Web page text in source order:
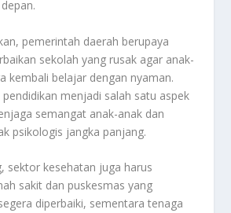
pemerintah daerah berupaya
sekolah yang rusak agar anak-
kembali belajar dengan nyaman.
pendidikan menjadi salah satu aspek
semangat anak-anak dan
psikologis jangka panjang.
sektor kesehatan juga harus
sakit dan puskesmas yang
diperbaiki, sementara tenaga